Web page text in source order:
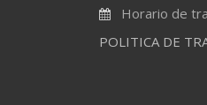
Horario de
POLITICA DE